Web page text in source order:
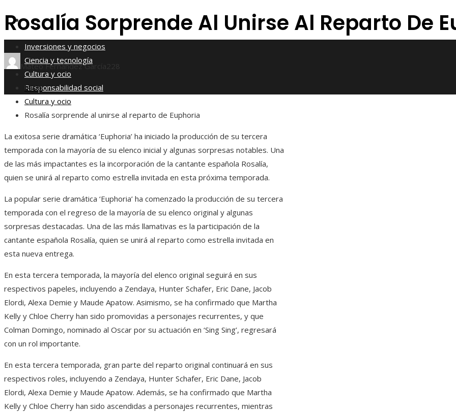
Responsabilidad social
Inversiones y negocios
Ciencia y tecnología
Cultura y ocio
Responsabilidad social
Rosalía Sorprende Al Unirse Al Reparto De
Mateo Fernández García
Inicio
Cultura y ocio
Rosalía sorprende al unirse al reparto de Euphoria
La exitosa serie dramática ‘Euphoria’ ha iniciado la producción de su tercera
temporada con la mayoría de su elenco inicial y algunas sorpresas notables. Una
de las más impactantes es la incorporación de la cantante española Rosalía,
quien se unirá al reparto como estrella invitada en esta próxima temporada.
La popular serie dramática ‘Euphoria’ ha comenzado la producción de su tercera
temporada con el regreso de la mayoría de su elenco original y algunas
sorpresas destacadas. Una de las más llamativas es la participación de la
cantante española Rosalía, quien se unirá al reparto como estrella invitada en
esta nueva entrega.
En esta tercera temporada, la mayoría del elenco original seguirá en sus
respectivos papeles, incluyendo a Zendaya, Hunter Schafer, Eric Dane, Jacob
Elordi, Alexa Demie y Maude Apatow. Asimismo, se ha confirmado que Martha
Kelly y Chloe Cherry han sido promovidas a personajes recurrentes, y que
Colman Domingo, nominado al Oscar por su actuación en ‘Sing Sing’, regresará
con un rol importante.
En esta tercera temporada, gran parte del reparto original continuará en sus
respectivos roles, incluyendo a Zendaya, Hunter Schafer, Eric Dane, Jacob
Elordi, Alexa Demie y Maude Apatow. Además, se ha confirmado que Martha
Kelly y Chloe Cherry han sido ascendidas a personajes recurrentes, mientras